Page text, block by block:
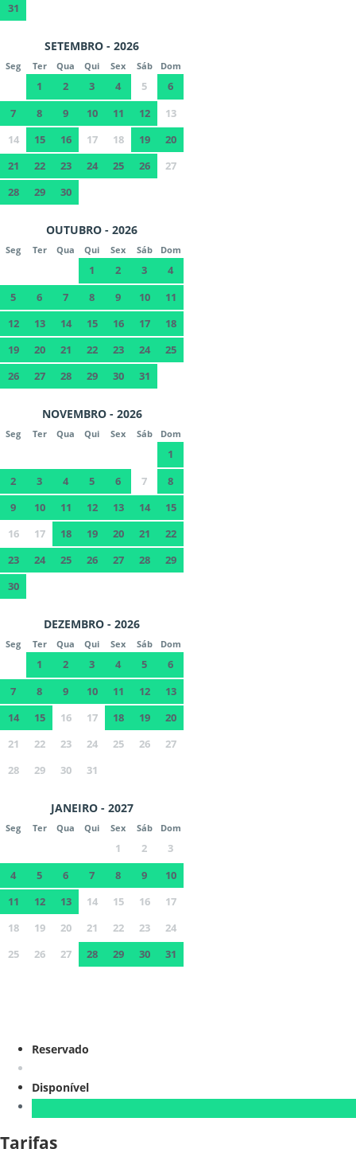
31
SETEMBRO - 2026
Seg Ter Qua Qui Sex Sáb Dom
1 2 3 4 5
6
7
8 9 10 11 12
13
14
15 16 17 18 19
20
21
22 23 24 25 26
27
28
29 30
OUTUBRO - 2026
Seg Ter Qua Qui Sex Sáb Dom
1 2 3
4
5
6 7 8 9 10
11
12
13 14 15 16 17
18
19
20 21 22 23 24
25
26
27 28 29 30 31
NOVEMBRO - 2026
Seg Ter Qua Qui Sex Sáb Dom
1
2
3 4 5 6 7
8
9
10 11 12 13 14
15
16
17 18 19 20 21
22
23
24 25 26 27 28
29
30
DEZEMBRO - 2026
Seg Ter Qua Qui Sex Sáb Dom
1 2 3 4 5
6
7
8 9 10 11 12
13
14
15 16 17 18 19
20
21
22 23 24 25 26
27
28
29 30 31
JANEIRO - 2027
Seg Ter Qua Qui Sex Sáb Dom
1 2
3
4
5 6 7 8 9
10
11
12 13 14 15 16
17
18
19 20 21 22 23
24
25
26 27 28 29 30 31
Reservado
Disponível
Tarifas